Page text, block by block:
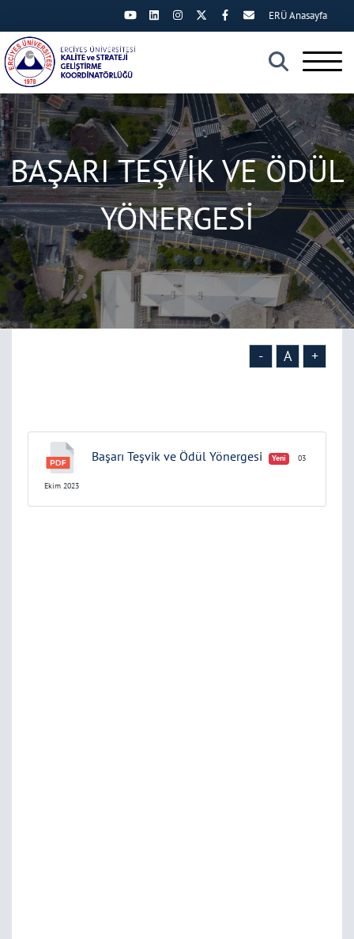
×
ERÜ Anasayfa
BAŞARI TEŞVİK VE ÖDÜL
YÖNERGESİ
- A +
Başarı Teşvik ve Ödül Yönergesi Yeni 03
Ekim 2023